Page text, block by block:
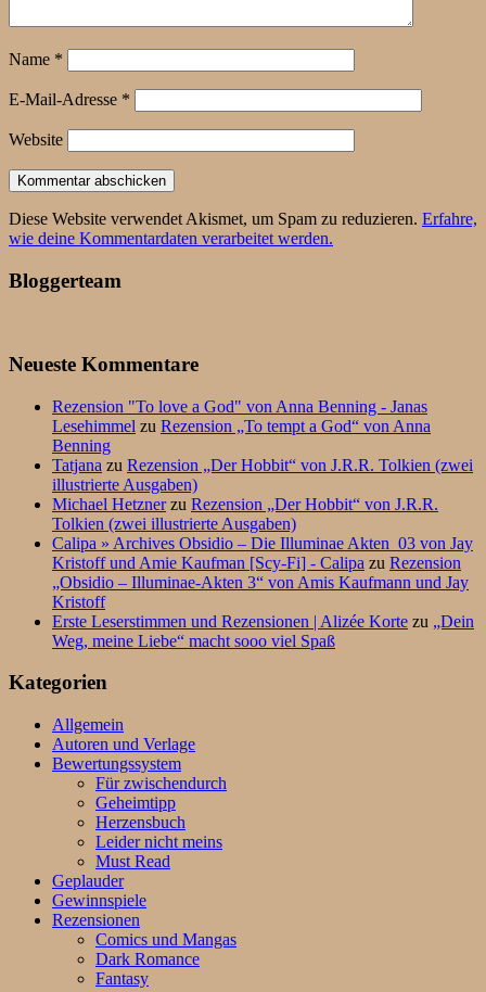
Name *
E-Mail-Adresse *
Website
Diese Website verwendet Akismet, um Spam zu reduzieren. Erfahre,
wie deine Kommentardaten verarbeitet werden.
Bloggerteam
Neueste Kommentare
Rezension "To love a God" von Anna Benning - Janas
Lesehimmel zu Rezension „To tempt a God“ von Anna
Benning
Tatjana zu Rezension „Der Hobbit“ von J.R.R. Tolkien (zwei
illustrierte Ausgaben)
Michael Hetznerzu Rezension „Der Hobbit“ von J.R.R.
Tolkien (zwei illustrierte Ausgaben)
Calipa » Archives Obsidio – Die Illuminae Akten_03 von Jay
Kristoff und Amie Kaufman [Scy-Fi] - Calipa zu Rezension
„Obsidio – Illuminae-Akten 3“ von Amis Kaufmann und Jay
Kristoff
Erste Leserstimmen und Rezensionen | Alizée Korte zu „Dein
Weg, meine Liebe“ macht sooo viel Spaß
Kategorien
Allgemein
Autoren und Verlage
Bewertungssystem
Für zwischendurch
Geheimtipp
Herzensbuch
Leider nicht meins
Must Read
Geplauder
Gewinnspiele
Rezensionen
Comics und Mangas
Dark Romance
Fantasy